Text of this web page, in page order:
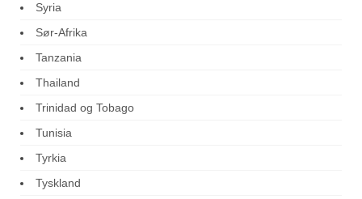
Syria
Sør-Afrika
Tanzania
Thailand
Trinidad og Tobago
Tunisia
Tyrkia
Tyskland